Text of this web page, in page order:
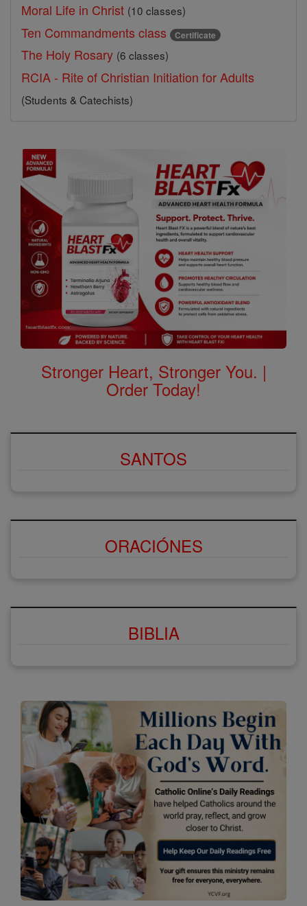
Moral Life in Christ (10 classes)
Ten Commandments class Certificate
The Holy Rosary (6 classes)
RCIA - Rite of Christian Initiation for Adults
(Students & Catechists)
Stronger Heart, Stronger You. |
Order Today!
SANTOS
ORACIÓNES
BIBLIA